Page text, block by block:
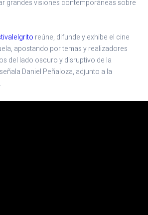
grandes visiones contemporáneas sobre
reúne, difunde y exhibe el cine
apostando por temas y realizadores
del lado oscuro y disruptivo de la
Daniel Peñaloza, adjunto a la